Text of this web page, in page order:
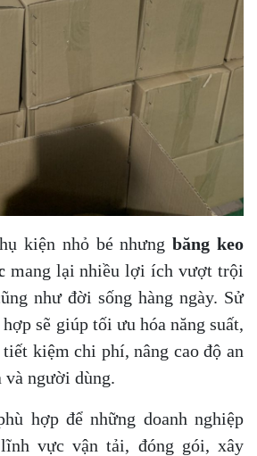
kiện nhỏ bé nhưngbăng keo
mang lại nhiều lợi ích vượt trội
như đời sống hàng ngày. Sử
sẽ giúp tối ưu hóa năng suất,
kiệm chi phí, nâng cao độ an
và người dùng.
hợp để những doanh nghiệp
vực vận tải, đóng gói, xây